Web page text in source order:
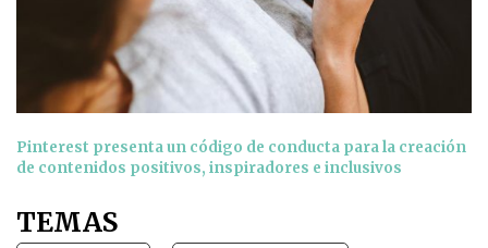
Pinterest presenta un código de conducta para la creación
de contenidos positivos, inspiradores e inclusivos
TEMAS